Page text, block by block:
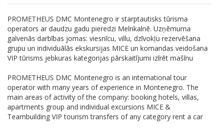
PROMETHEUS DMC Montenegro ir starptautisks tūrisma
operators ar daudzu gadu pieredzi Melnkalnē. Uzņēmuma
galvenās darbības jomas: viesnīcu, villu, dzīvokļu rezervēšana
grupu un individuālās ekskursijas MICE un komandas veidošana
VIP tūrisms jebkuras kategorijas pārskaitījumi izīrēt mašīnu
PROMETHEUS DMC Montenegro is an international tour
operator with many years of experience in Montenegro. The
main areas of activity of the company: booking hotels, villas,
apartments group and individual excursions MICE &
Teambuilding VIP tourism transfers of any category rent a car